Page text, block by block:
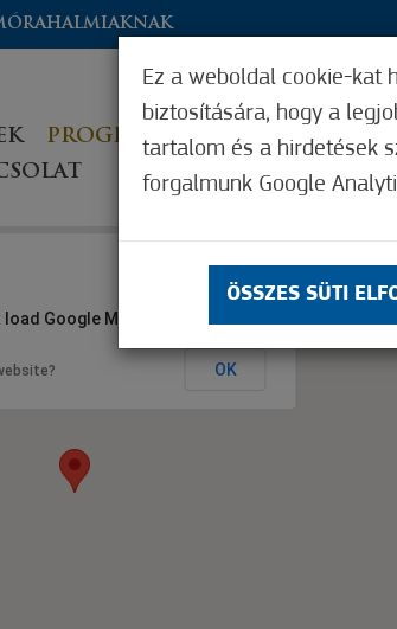
PROGRAMOK ÍGY MŰKÖDIK
Google Maps correctly.
OK
Ez a weboldal cookie-kat
biztosítására, hogy a
tartalom és a hirdetések
forgalmunk Google
ÖSSZES SÜTI